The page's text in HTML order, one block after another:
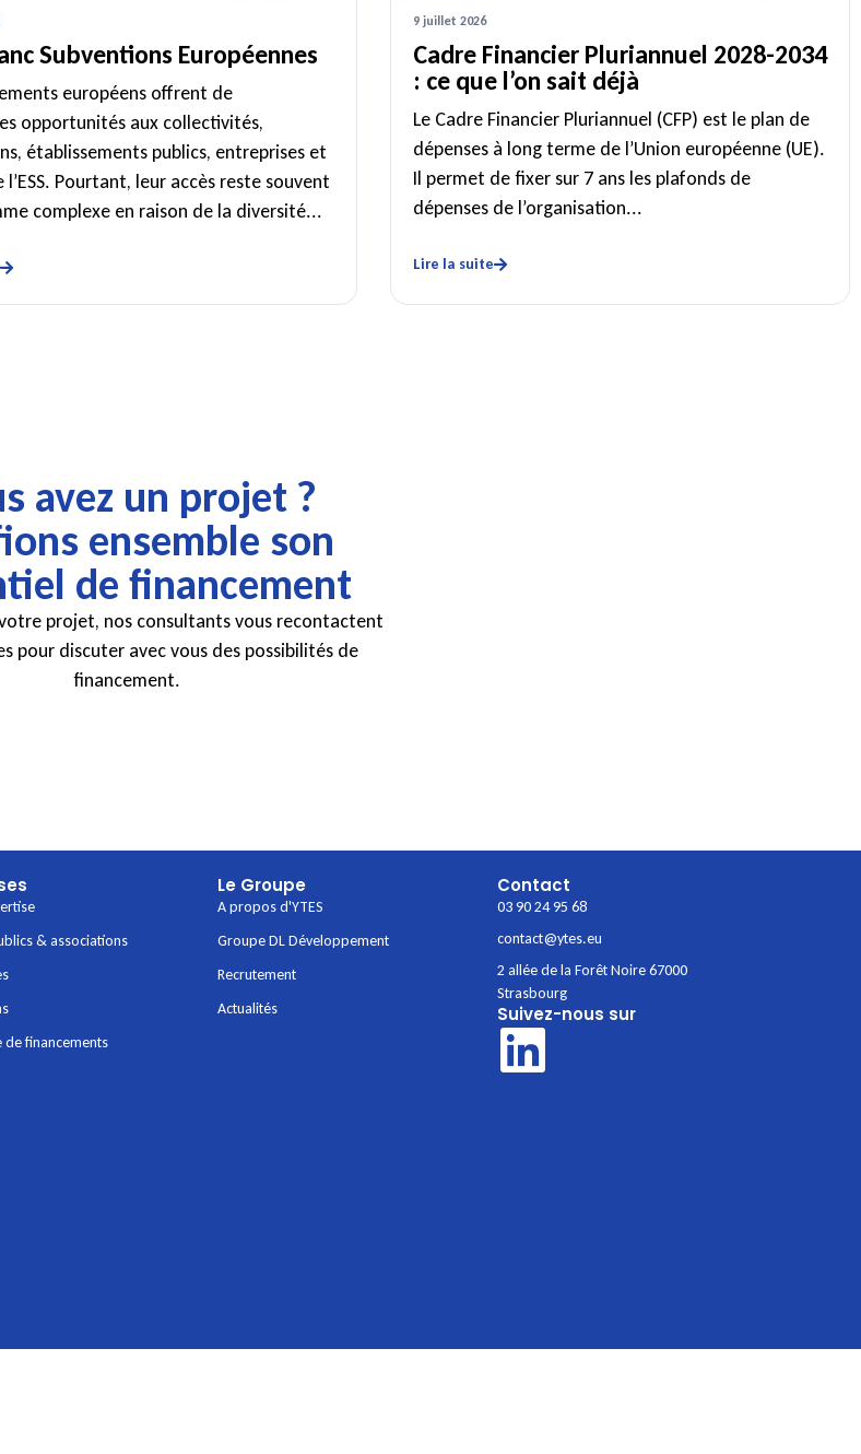
Subventions Européennes
européens offrent de
opportunités aux collectivités,
établissements publics, entreprises et
l’ESS. Pourtant, leur accès reste souvent
complexe en raison de la diversité...
9 juillet 2026
Cadre Financier Pluriannuel 2028-2034
: ce que l’on sait déjà
Le Cadre Financier Pluriannuel (CFP) est le plan de
dépenses à long terme de l’Union européenne (UE).
Il permet de fixer sur 7 ans les plafonds de
dépenses de l’organisation...
Lire la suite
avez un projet ?
ensemble son
de financement
projet, nos consultants vous recontactent
pour discuter avec vous des possibilités de
financement.
& associations
de financements
Le Groupe
A propos d'YTES
Groupe DL Développement
Recrutement
Actualités
Contact
03 90 24 95 68
contact@ytes.eu
2 allée de la Forêt Noire 67000
Strasbourg
Suivez-nous sur